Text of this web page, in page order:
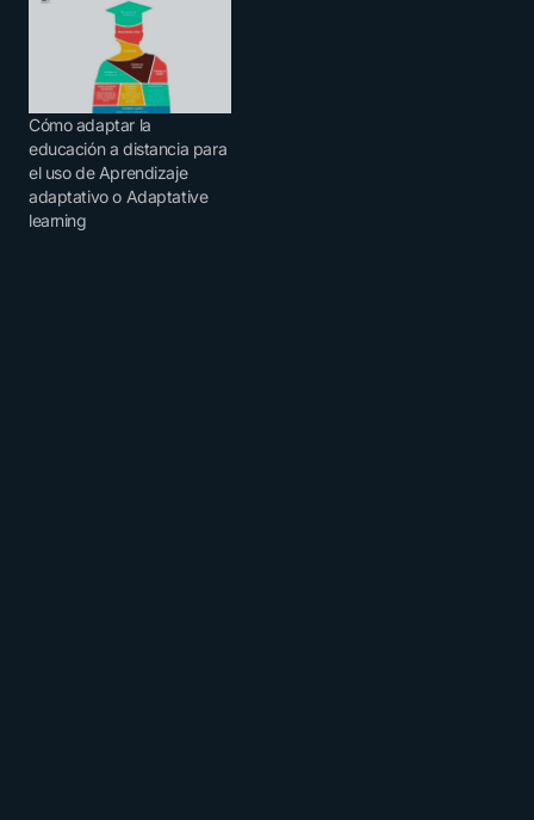
Cómo adaptar la
educación a distancia para
el uso de Aprendizaje
adaptativo o Adaptative
learning